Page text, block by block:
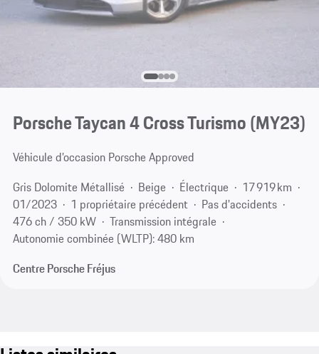
Porsche Taycan 4 Cross Turismo (MY23)
Véhicule d’occasion Porsche Approved
Gris Dolomite Métallisé
Beige Électrique
17 919 km
01/2023
1 propriétaire précédent
Pas d'accidents
476 ch / 350 kW
Transmission intégrale
Autonomie combinée (WLTP): 480 km
Centre Porsche Fréjus